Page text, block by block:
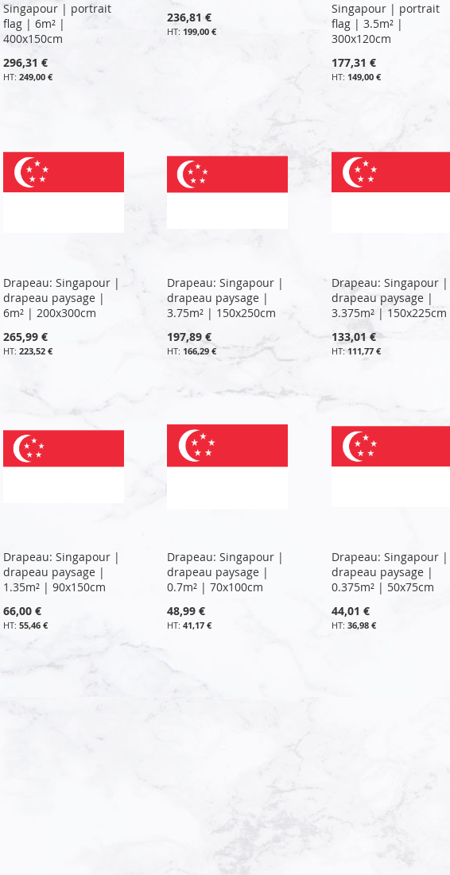
Singapour | portrait
flag | 6m² |
400x150cm
296,31 €
249,00 €
236,81 €
199,00 €
Singapour | portrait
flag | 3.5m² |
300x120cm
177,31 €
149,00 €
Drapeau: Singapour |
drapeau paysage |
6m² | 200x300cm
265,99 €
223,52 €
Drapeau: Singapour |
drapeau paysage |
3.75m² | 150x250cm
197,89 €
166,29 €
Drapeau: Singapour |
drapeau paysage |
3.375m² | 150x225cm
133,01 €
111,77 €
Drapeau: Singapour |
drapeau paysage |
1.35m² | 90x150cm
66,00 €
55,46 €
Drapeau: Singapour |
drapeau paysage |
0.7m² | 70x100cm
48,99 €
41,17 €
Drapeau: Singapour |
drapeau paysage |
0.375m² | 50x75cm
44,01 €
36,98 €